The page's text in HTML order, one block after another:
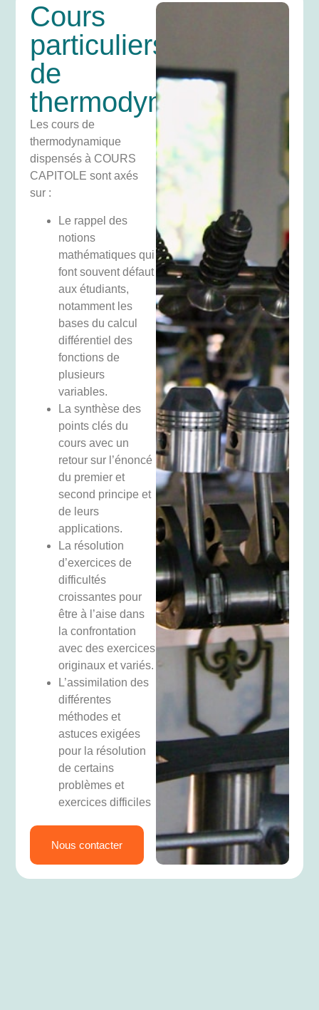
Cours
particuliers
de
thermodynamique
Les cours de
thermodynamique
dispensés à COURS
CAPITOLE sont axés
sur :
Le rappel des
notions
mathématiques qui
font souvent défaut
aux étudiants,
notamment les
bases du calcul
différentiel des
fonctions de
plusieurs
variables.
La synthèse des
points clés du
cours avec un
retour sur l’énoncé
du premier et
second principe et
de leurs
applications.
La résolution
d’exercices de
difficultés
croissantes pour
être à l’aise dans
la confrontation
avec des exercices
originaux et variés.
L’assimilation des
différentes
méthodes et
astuces exigées
pour la résolution
de certains
problèmes et
exercices difficiles
Nous contacter